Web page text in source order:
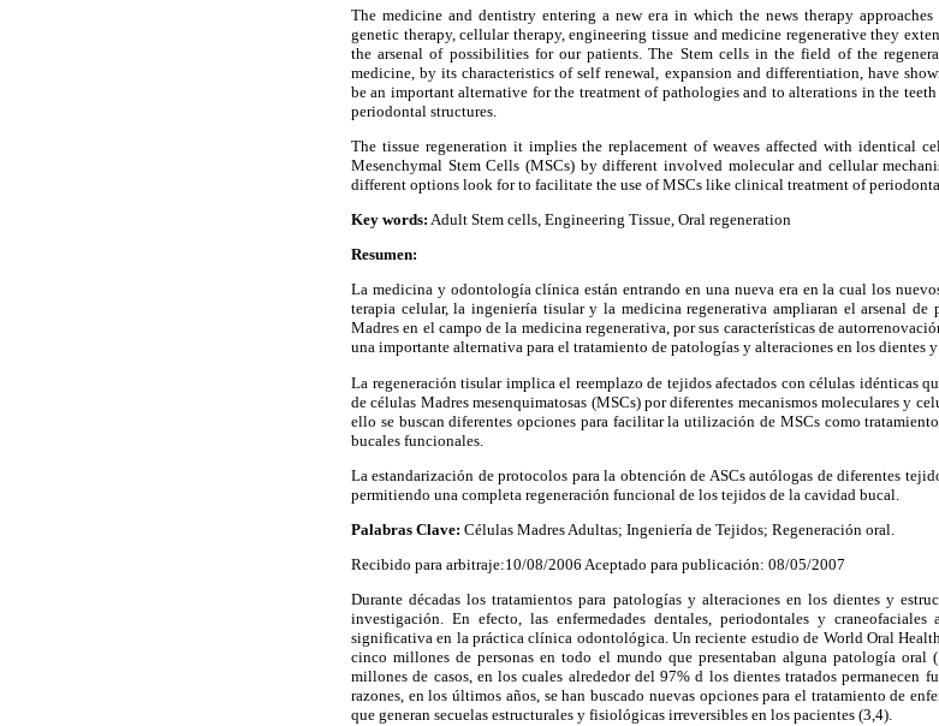
The medicine and dentistry entering a new era in which the news therapy
genetic therapy, cellular therapy, engineering tissue and medicine regenerative they
the arsenal of possibilities for our patients. The Stem cells in the field of the
medicine, by its characteristics of self renewal, expansion and differentiation, have
be an important alternative for the treatment of pathologies and to alterations in the teeth
periodontal structures.
The tissue regeneration it implies the replacement of weaves affected with identical
Mesenchymal Stem Cells (MSCs) by different involved molecular and cellular
different options look for to facilitate the use of MSCs like clinical treatment of
Key words: Adult Stem cells, Engineering Tissue, Oral regeneration
Resumen:
La medicina y odontología clínica están entrando en una nueva era en la cual los
terapia celular, la ingeniería tisular y la medicina regenerativa ampliaran el arsenal de
Madres en el campo de la medicina regenerativa, por sus características de
una importante alternativa para el tratamiento de patologías y alteraciones en los dientes
La regeneración tisular implica el reemplazo de tejidos afectados con células idénticas
de células Madres mesenquimatosas (MSCs) por diferentes mecanismos moleculares y
ello se buscan diferentes opciones para facilitar la utilización de MSCs como
bucales funcionales.
La estandarización de protocolos para la obtención de ASCs autólogas de diferentes
permitiendo una completa regeneración funcional de los tejidos de la cavidad bucal.
Palabras Clave: Células Madres Adultas; Ingeniería de Tejidos; Regeneración oral.
Recibido para arbitraje:10/08/2006 Aceptado para publicación: 08/05/2007
Durante décadas los tratamientos para patologías y alteraciones en los dientes y
investigación. En efecto, las enfermedades dentales, periodontales y craneofaciales
significativa en la práctica clínica odontológica. Un reciente estudio de World Oral
cinco millones de personas en todo el mundo que presentaban alguna patología oral
millones de casos, en los cuales alrededor del 97% d los dientes tratados permanecen
razones, en los últimos años, se han buscado nuevas opciones para el tratamiento de
que generan secuelas estructurales y fisiológicas irreversibles en los pacientes (3,4).